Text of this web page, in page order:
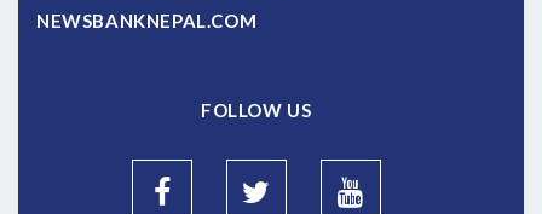
NEWSBANKNEPAL.COM
FOLLOW US